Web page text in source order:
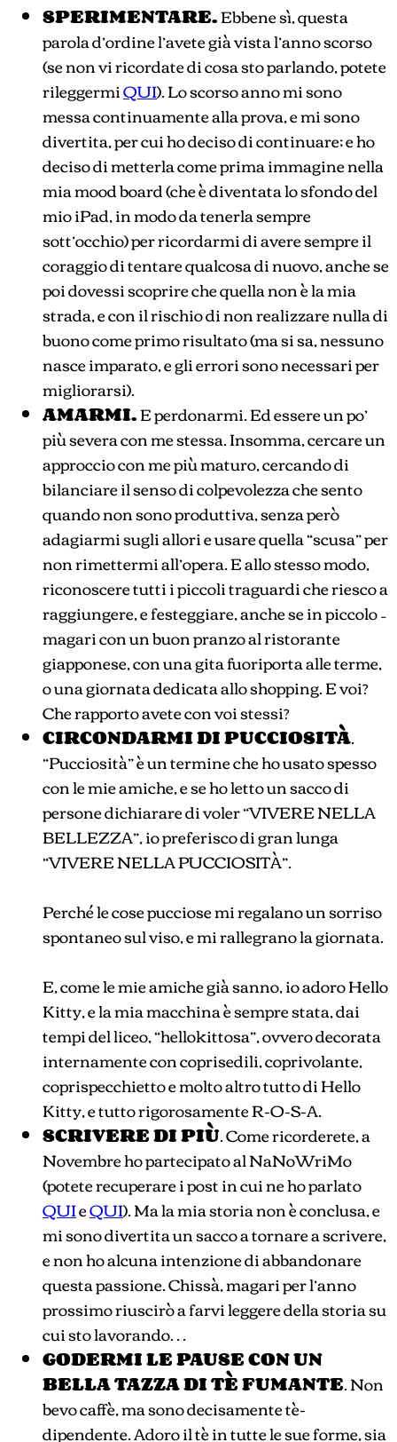
SPERIMENTARE.Ebbene sì, questa
parola d’ordine l’avete già vista l’anno scorso
(se non vi ricordate di cosa sto parlando, potete
rileggermiQUI). Lo scorso anno mi sono
messa continuamente alla prova, e mi sono
divertita, per cui ho deciso di continuare; e ho
deciso di metterla come prima immagine nella
mia mood board (che è diventata lo sfondo del
mio iPad, in modo da tenerla sempre
sott’occhio) per ricordarmi di avere sempre il
coraggio di tentare qualcosa di nuovo, anche se
poi dovessi scoprire che quella non è la mia
strada, e con il rischio di non realizzare nulla di
buono come primo risultato (ma si sa, nessuno
nasce imparato, e gli errori sono necessari per
migliorarsi).
AMARMI.E perdonarmi. Ed essere un po’
più severa con me stessa. Insomma, cercare un
approccio con me più maturo, cercando di
bilanciare il senso di colpevolezza che sento
quando non sono produttiva, senza però
adagiarmi sugli allori e usare quella “scusa” per
non rimettermi all’opera. E allo stesso modo,
riconoscere tutti i piccoli traguardi che riesco a
raggiungere, e festeggiare, anche se in piccolo –
magari con un buon pranzo al ristorante
giapponese, con una gita fuoriporta alle terme,
o una giornata dedicata allo shopping. E voi?
Che rapporto avete con voi stessi?
CIRCONDARMI DI PUCCIOSITÀ.
“Pucciosità” è un termine che ho usato spesso
con le mie amiche, e se ho letto un sacco di
persone dichiarare di voler “VIVERE NELLA
BELLEZZA”, io preferisco di gran lunga
“VIVERE NELLA PUCCIOSITÀ”.
Perché le cose pucciose mi regalano un sorriso
spontaneo sul viso, e mi rallegrano la giornata.
E, come le mie amiche già sanno, io adoro Hello
Kitty, e la mia macchina è sempre stata, dai
tempi del liceo, “hellokittosa”, ovvero decorata
internamente con coprisedili, coprivolante,
coprispecchietto e molto altro tutto di Hello
Kitty, e tutto rigorosamente R-O-S-A.
SCRIVERE DI PIÙ. Come ricorderete, a
Novembre ho partecipato al NaNoWriMo
(potete recuperare i post in cui ne ho parlato
QUIeQUI). Ma la mia storia non è conclusa, e
mi sono divertita un sacco a tornare a scrivere,
e non ho alcuna intenzione di abbandonare
questa passione. Chissà, magari per l’anno
prossimo riuscirò a farvi leggere della storia su
cui sto lavorando…
GODERMI LE PAUSE CON UN
BELLA TAZZA DI TÈ FUMANTE. Non
bevo caffè, ma sono decisamente tè-
dipendente. Adoro il tè in tutte le sue forme, sia